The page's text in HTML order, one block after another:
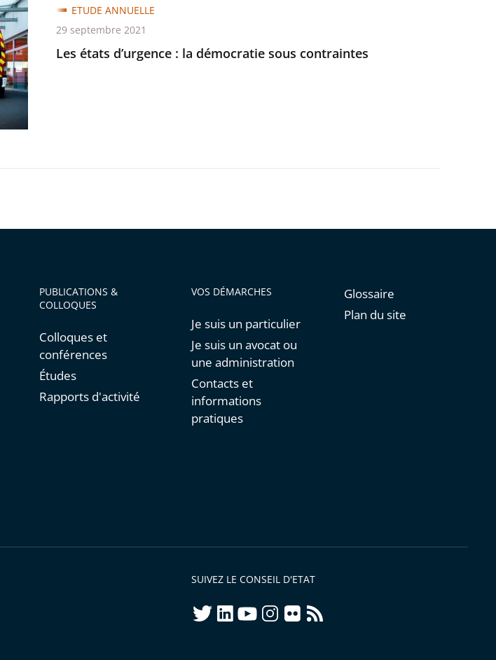
Les états d’urgence : la démocratie sous contraintes
ETUDE ANNUELLE
29 septembre 2021
PUBLICATIONS &
COLLOQUES
Colloques et
conférences
Études
Rapports d'activité
VOS DÉMARCHES
Je suis un particulier
Je suis un avocat ou
une administration
Contacts et
informations
pratiques
Glossaire
Plan du site
SUIVEZ LE CONSEIL D'ETAT
twitterlinkedInyoutubeinstagram
flickrrss